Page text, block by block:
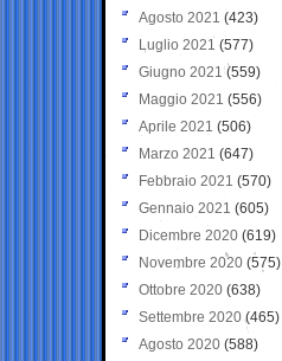
Agosto 2021 (423)
Luglio 2021 (577)
Giugno 2021(559)
Maggio 2021 (556)
Aprile 2021 (506)
Marzo 2021 (647)
Febbraio 2021 (570)
Gennaio 2021 (605)
Dicembre 2020 (619)
Novembre 2020 (575)
Ottobre 2020 (638)
Settembre 2020(465)
Agosto 2020 (588)